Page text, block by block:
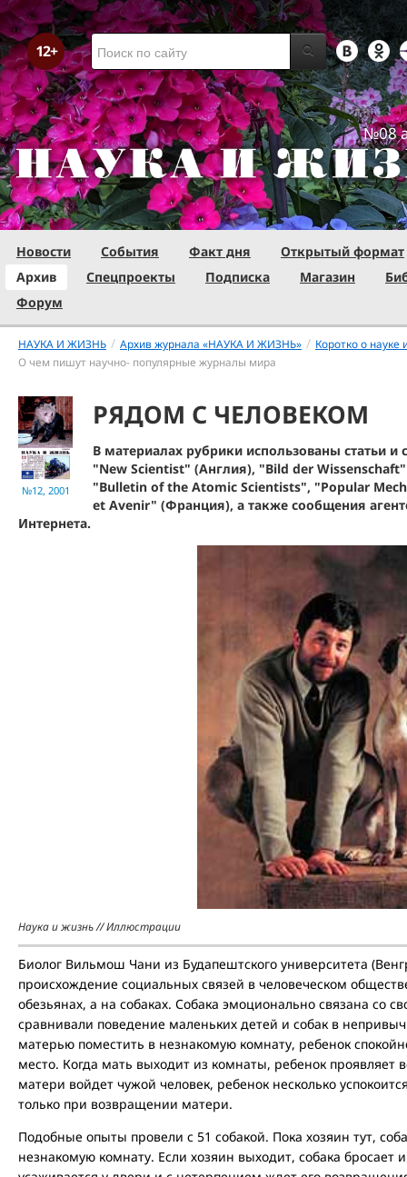
№08
Новости События Факт дня
Открытый формат
Архив
Спецпроекты Подписка Магазин
Форум
НАУКА И ЖИЗНЬ / Архив журнала «НАУКА И ЖИЗНЬ» / Коротко о науке
О чем пишут научно- популярные журналы мира
№12, 2001
РЯДОМ С ЧЕЛОВЕКОМ
В материалах рубрики использованы статьи
"New Scientist" (Англия), "Bild der
"Bulletin of the Atomic Scientists", "Popular
et Avenir" (Франция), а также сообщения
Интернета.
Наука и жизнь // Иллюстрации
Биолог Вильмош Чани из Будапештского университета
происхождение социальных связей в человеческом
обезьянах, а на собаках. Собака эмоционально связана со
сравнивали поведение маленьких детей и собак в
матерью поместить в незнакомую комнату, ребенок
место. Когда мать выходит из комнаты, ребенок проявляет
матери войдет чужой человек, ребенок несколько
только при возвращении матери.
Подобные опыты провели с 51 собакой. Пока хозяин тут,
незнакомую комнату. Если хозяин выходит, собака бросает